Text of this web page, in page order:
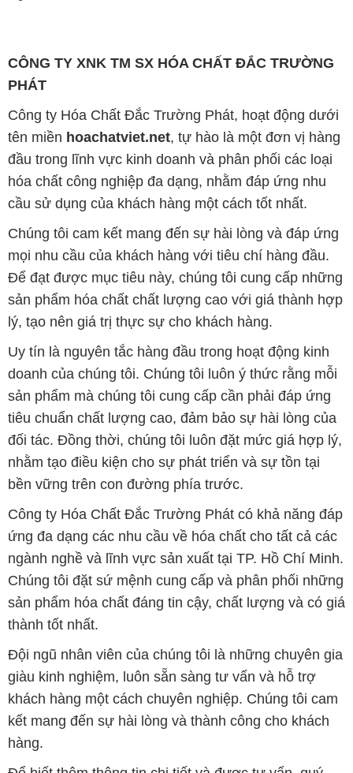
CÔNG TY XNK TM SX HÓA CHẤT ĐẮC TRƯỜNG
PHÁT
Công ty Hóa Chất Đắc Trường Phát, hoạt động dưới
tên miền hoachatviet.net, tự hào là một đơn vị hàng
đầu trong lĩnh vực kinh doanh và phân phối các loại
hóa chất công nghiệp đa dạng, nhằm đáp ứng nhu
cầu sử dụng của khách hàng một cách tốt nhất.
Chúng tôi cam kết mang đến sự hài lòng và đáp ứng
mọi nhu cầu của khách hàng với tiêu chí hàng đầu.
Để đạt được mục tiêu này, chúng tôi cung cấp những
sản phẩm hóa chất chất lượng cao với giá thành hợp
lý, tạo nên giá trị thực sự cho khách hàng.
Uy tín là nguyên tắc hàng đầu trong hoạt động kinh
doanh của chúng tôi. Chúng tôi luôn ý thức rằng mỗi
sản phẩm mà chúng tôi cung cấp cần phải đáp ứng
tiêu chuẩn chất lượng cao, đảm bảo sự hài lòng của
đối tác. Đồng thời, chúng tôi luôn đặt mức giá hợp lý,
nhằm tạo điều kiện cho sự phát triển và sự tồn tại
bền vững trên con đường phía trước.
Công ty Hóa Chất Đắc Trường Phát có khả năng đáp
ứng đa dạng các nhu cầu về hóa chất cho tất cả các
ngành nghề và lĩnh vực sản xuất tại TP. Hồ Chí Minh.
Chúng tôi đặt sứ mệnh cung cấp và phân phối những
sản phẩm hóa chất đáng tin cậy, chất lượng và có giá
thành tốt nhất.
Đội ngũ nhân viên của chúng tôi là những chuyên gia
giàu kinh nghiệm, luôn sẵn sàng tư vấn và hỗ trợ
khách hàng một cách chuyên nghiệp. Chúng tôi cam
kết mang đến sự hài lòng và thành công cho khách
hàng.